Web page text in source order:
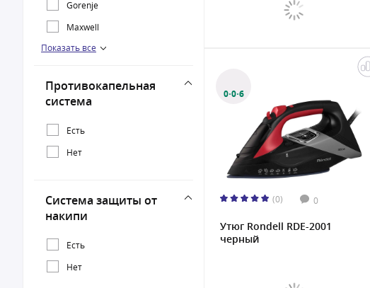
Gorenje
Maxwell
Rondell
Показать все
Противокапельная
система
Есть
Нет
Система защиты от
накипи
Есть
Нет
0·0·6
(0) 0
Утюг Rondell RDE-2001
черный